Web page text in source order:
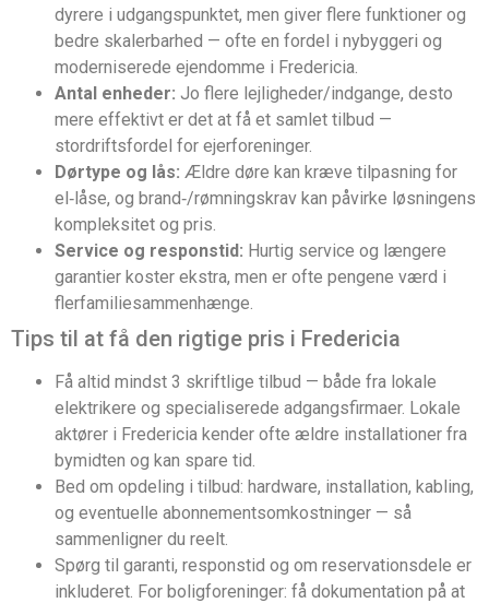
dyrere i udgangspunktet, men giver flere funktioner og
bedre skalerbarhed — ofte en fordel i nybyggeri og
moderniserede ejendomme i Fredericia.
Antal enheder: Jo flere lejligheder/indgange, desto
mere effektivt er det at få et samlet tilbud —
stordriftsfordel for ejerforeninger.
Dørtype og lås: Ældre døre kan kræve tilpasning for
el‑låse, og brand‑/rømningskrav kan påvirke løsningens
kompleksitet og pris.
Service og responstid: Hurtig service og længere
garantier koster ekstra, men er ofte pengene værd i
flerfamiliesammenhænge.
Tips til at få den rigtige pris i Fredericia
Få altid mindst 3 skriftlige tilbud — både fra lokale
elektrikere og specialiserede adgangsfirmaer. Lokale
aktører i Fredericia kender ofte ældre installationer fra
bymidten og kan spare tid.
Bed om opdeling i tilbud: hardware, installation, kabling,
og eventuelle abonnementsomkostninger — så
sammenligner du reelt.
Spørg til garanti, responstid og om reservationsdele er
inkluderet. For boligforeninger: få dokumentation på at